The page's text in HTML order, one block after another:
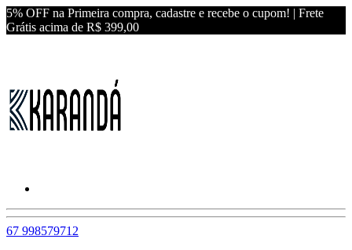
5% OFF na Primeira compra, cadastre e recebe o cupom! | Frete
Grátis acima de R$ 399,00
67 998579712